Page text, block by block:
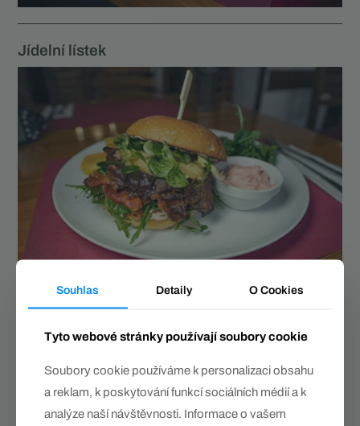
Jídelní lístek
Nápojový lístek
Souhlas Detaily O Cookies
Tyto webové stránky používají soubory cookie
Soubory cookie používáme k personalizaci obsahu
a reklam, k poskytování funkcí sociálních médií a k
analýze naší návštěvnosti. Informace o vašem